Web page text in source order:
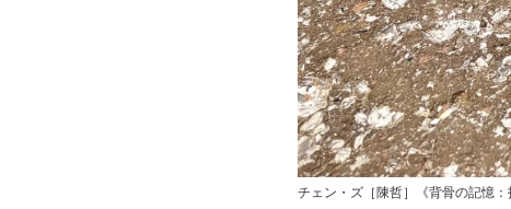
チェン・ズ［陳哲］《背骨の記憶